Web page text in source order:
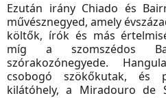
Ezután irány Chiado és
művésznegyed, amely
költők, írók és más
míg a szomszédos
szórakozónegyede.
csobogó szökőkutak, és
kilátóhely, a Miradouro de